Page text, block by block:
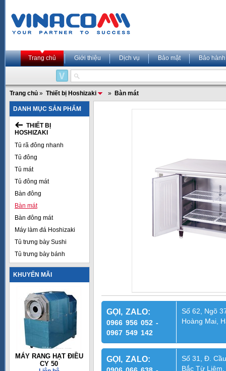
Trang chủ Giới thiệu Dịch vụ Bảo mật Bảo hành
Trang chủ » Thiết bị Hoshizaki » Bàn mát
DANH MỤC SẢN PHẨM
THIẾT BỊ
HOSHIZAKI
Tủ rã đông nhanh
Tủ đông
Tủ mát
Tủ đông mát
Bàn đông
Bàn mát
Bàn đông mát
Máy làm đá Hoshizaki
Tủ trưng bày Sushi
Tủ trưng bày bánh
KHUYẾN MÃI
MÁY RANG HẠT ĐIỀU
CY 50
GỌI, ZALO:
0966 956 052 -
0967 549 142
Số 62, Ngõ
Hoàng Mai,
GỌI, ZALO:
Số 31, Đ.
Bắc Từ